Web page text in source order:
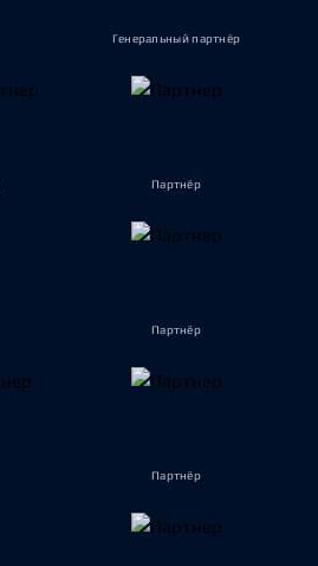
Генеральный партнёр
Партнёр
Партнёр
Партнёр